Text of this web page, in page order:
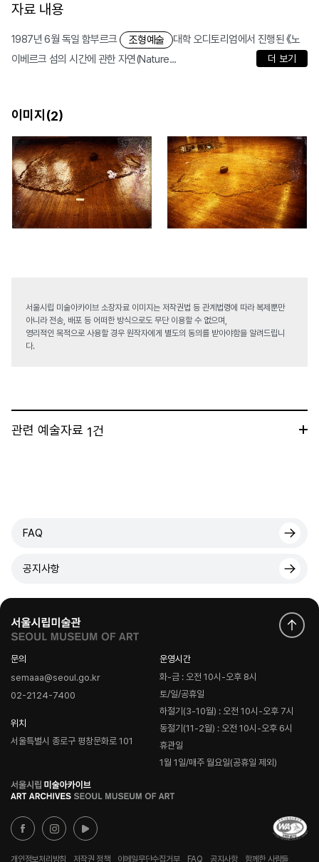
자료 내용
1987년 6월 독일 함부르크 조형예술
대학 오디토리엄에서 진행된 《노
이베르크 섬의 시간에 관한 자연(Nature...
더 보기
이미지(2)
서울시립 미술아카이브 소장자료 이미지는 저작권법 등 관계법령에 따라 복제뿐만
아니라 전송, 배포 등 어떠한 방식으로도 무단 이용할 수 없으며,
영리적인 목적으로 사용할 경우 원작자에게 별도의 동의를 받아야함을 알려드립니
다.
관련 예술자료 1건
FAQ
공지사항
문의
semaaa@seoul.go.kr
02-2124-7400
위치
서울특별시 종로구 평창문화로 101
운영시간
화-금 : 오전 10시-오후 8시
토/일/공휴일
하절기(3-10월) : 오전 10시-오후 7시
동절기(11-2월) : 오전 10시-오후 6시
휴관일
1월 1일/매주 월요일(공휴일 제외)
로
고
개인정보처리방침 저작권 정책 이메일무단수집거부 FAQ 공지사항 함께한 사람들